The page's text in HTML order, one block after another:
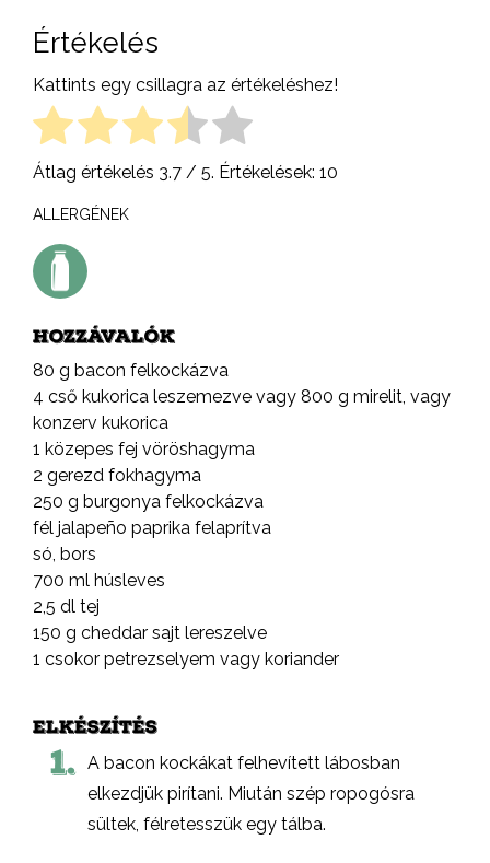
Értékelés
Kattints egy csillagra az értékeléshez!
Átlag értékelés 3.7 / 5. Értékelések: 10
ALLERGÉNEK
HOZZÁVALÓK
80 g bacon felkockázva
4 cső kukorica leszemezve vagy 800 g mirelit, vagy
konzerv kukorica
1 közepes fej vöröshagyma
2 gerezd fokhagyma
250 g burgonya felkockázva
fél jalapeño paprika felaprítva
só, bors
700 ml húsleves
2,5 dl tej
150 g cheddar sajt lereszelve
1 csokor petrezselyem vagy koriander
ELKÉSZÍTÉS
1. A bacon kockákat felhevített lábosban
elkezdjük pirítani. Miután szép ropogósra
sültek, félretesszük egy tálba.